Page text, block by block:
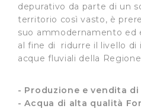
depurativo da parte di un
territorio così vasto, è
suo ammodernamento
al fine di ridurre il livello di
acque fluviali della
- Produzione e vendita
- Acqua di alta qualità